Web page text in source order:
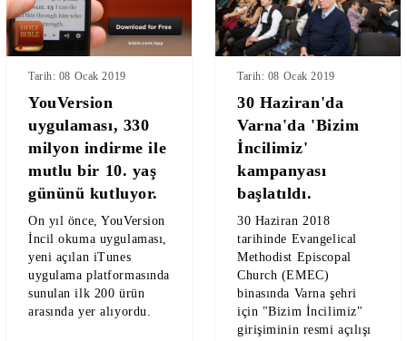
YouVersion
uygulaması, 330
milyon indirme ile
mutlu bir 10. yaş
gününü kutluyor.
Tarih: 08 Ocak 2019
On yıl önce, YouVersion
İncil okuma uygulaması,
yeni açılan iTunes
uygulama platformasında
sunulan ilk 200 ürün
arasında yer alıyordu.
30 Haziran'da
Varna'da 'Bizim
İncilimiz'
kampanyası
başlatıldı.
Tarih: 08 Ocak 2019
30 Haziran 2018
tarihinde Evangelical
Methodist Episcopal
Church (EMEC)
binasında Varna şehri
için "Bizim İncilimiz"
girişiminin resmi açılışı